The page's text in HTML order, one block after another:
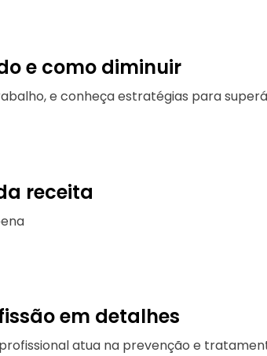
e como diminuir
e conheça estratégias para
receita
em detalhes
atua na prevenção e